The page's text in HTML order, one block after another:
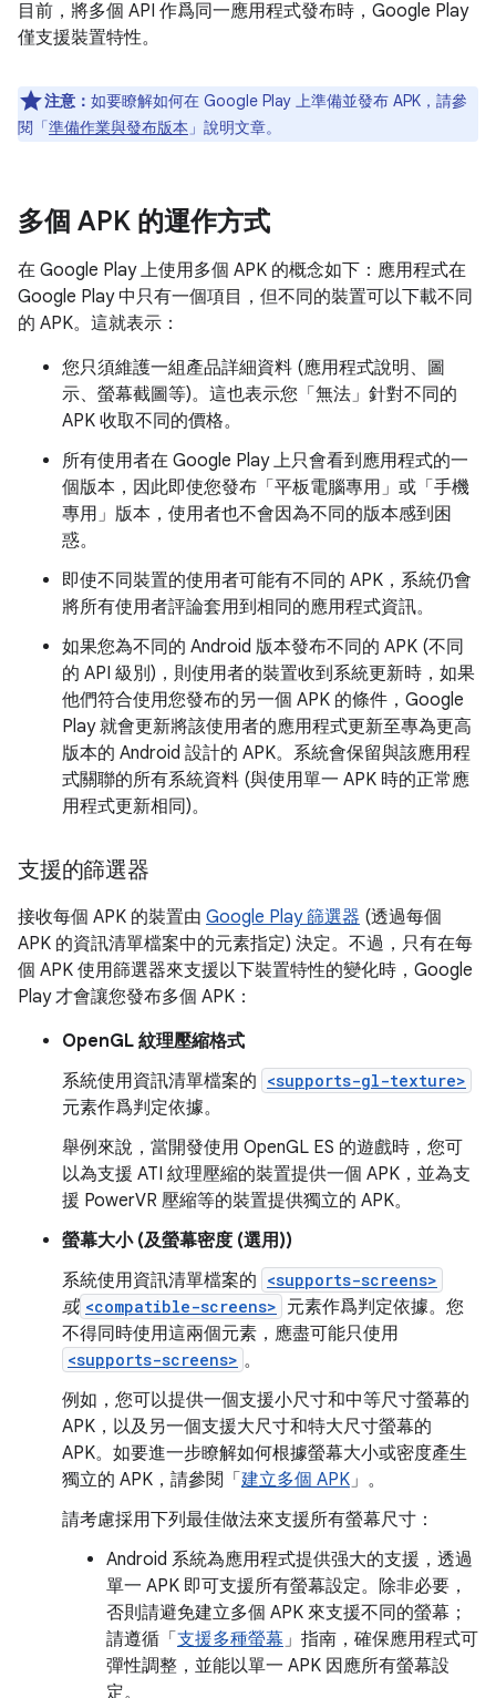
目前，將多個 API 作爲同一應用程式發布時，Google Play
僅支援裝置特性。
注意： 如要瞭解如何在 Google Play 上準備並發布 APK，請參
閱「準備作業與發布版本 」說明文章。
多個 APK 的運作方式
在 Google Play 上使用多個 APK 的概念如下：應用程式在
Google Play 中只有一個項目，但不同的裝置可以下載不同
的 APK。這就表示：
您只須維護一組產品詳細資料 (應用程式說明、圖
示、螢幕截圖等)。這也表示您「無法」 針對不同的
APK 收取不同的價格。
所有使用者在 Google Play 上只會看到應用程式的一
個版本，因此即使您發布「平板電腦專用」或「手機
專用」版本，使用者也不會因為不同的版本感到困
惑。
即使不同裝置的使用者可能有不同的 APK，系統仍會
將所有使用者評論套用到相同的應用程式資訊。
如果您為不同的 Android 版本發布不同的 APK (不同
的 API 級別)，則使用者的裝置收到系統更新時，如果
他們符合使用您發布的另一個 APK 的條件，Google
Play 就會更新將該使用者的應用程式更新至專為更高
版本的 Android 設計的 APK。系統會保留與該應用程
式關聯的所有系統資料 (與使用單一 APK 時的正常應
用程式更新相同)。
支援的篩選器
接收每個 APK 的裝置由 Google Play 篩選器 (透過每個
APK 的資訊清單檔案中的元素指定) 決定。不過，只有在每
個 APK 使用篩選器來支援以下裝置特性的變化時，Google
Play 才會讓您發布多個 APK：
OpenGL 紋理壓縮格式
系統使用資訊清單檔案的 <supports-gl-texture>
元素作爲判定依據。
舉例來說，當開發使用 OpenGL ES 的遊戲時，您可
以為支援 ATI 紋理壓縮的裝置提供一個 APK，並為支
援 PowerVR 壓縮等的裝置提供獨立的 APK。
螢幕大小 (及螢幕密度 (選用))
系統使用資訊清單檔案的 <supports-screens>
或 <compatible-screens> 元素作爲判定依據。您
不得同時使用這兩個元素，應盡可能只使用
<supports-screens> 。
例如，您可以提供一個支援小尺寸和中等尺寸螢幕的
APK，以及另一個支援大尺寸和特大尺寸螢幕的
APK。如要進一步瞭解如何根據螢幕大小或密度產生
獨立的 APK，請參閱「 建立多個 APK」。
請考慮採用下列最佳做法來支援所有螢幕尺寸：
Android 系統為應用程式提供强大的支援，透過
單一 APK 即可支援所有螢幕設定。除非必要，
否則請避免建立多個 APK 來支援不同的螢幕；
請遵循「 支援多種螢幕」指南，確保應用程式可
彈性調整，並能以單一 APK 因應所有螢幕設
定。